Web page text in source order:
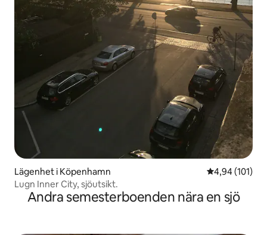
Lägenhet i Köpenhamn 4,94 av 5 i
4,94 (101)
Lugn Inner City, sjöutsikt.
Andra semesterboenden nära en sjö